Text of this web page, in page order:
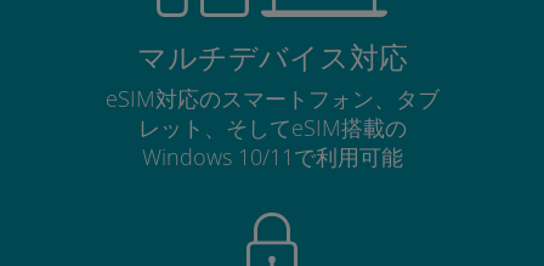
マルチデバイス対応
eSIM対応のスマートフォン、タブ
レット、そしてeSIM搭載の
Windows 10/11で利用可能